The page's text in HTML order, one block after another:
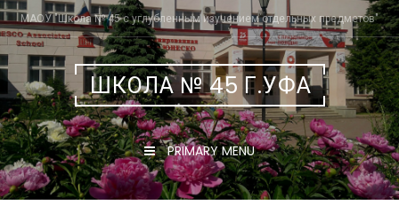
Skip
to
content
МАОУ "Школа № 45 с углубленным изучением отдельных предметов"
ШКОЛА № 45 Г.УФА
PRIMARY MENU